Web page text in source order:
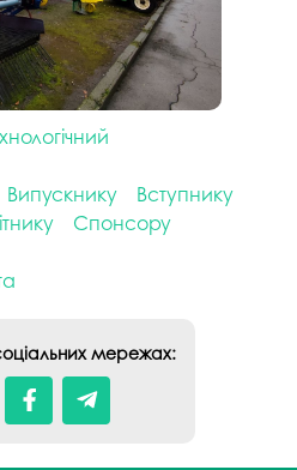
Випускнику
Вступнику
Спонсору
мережах: